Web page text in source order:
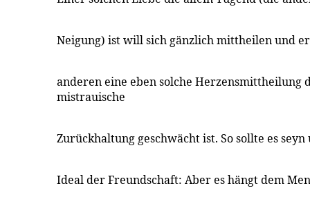
Neigung) ist will sich gänzlich mittheilen und
anderen eine eben solche Herzensmittheilung
mistrauische
Zurückhaltung geschwächt ist. So sollte es
Ideal der Freundschaft: Aber es hängt dem